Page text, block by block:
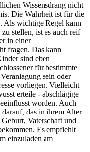
Wissensdrang nicht
Die Wahrheit ist für die
Als wichtige Regel kann
stellen, ist es auch reif
in einer
fragen. Das kann
sind eben
für bestimmte
sein oder
vorliegen. Vielleicht
erteile - abschlägige
worden. Auch
das in ihrem Alter
Vaterschaft und
Es empfiehlt
einzuladen am